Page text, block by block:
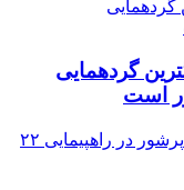
گردهمایی
است